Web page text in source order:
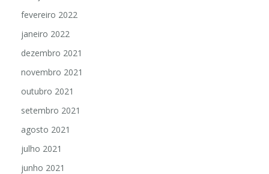
fevereiro 2022
janeiro 2022
dezembro 2021
novembro 2021
outubro 2021
setembro 2021
agosto 2021
julho 2021
junho 2021